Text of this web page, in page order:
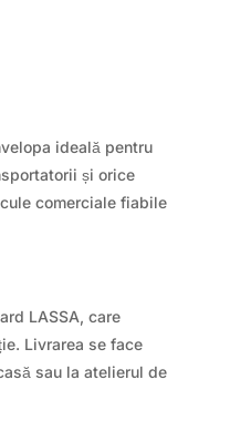
ideală pentru
și orice
comerciale fiabile
LASSA, care
Livrarea se face
sau la atelierul de